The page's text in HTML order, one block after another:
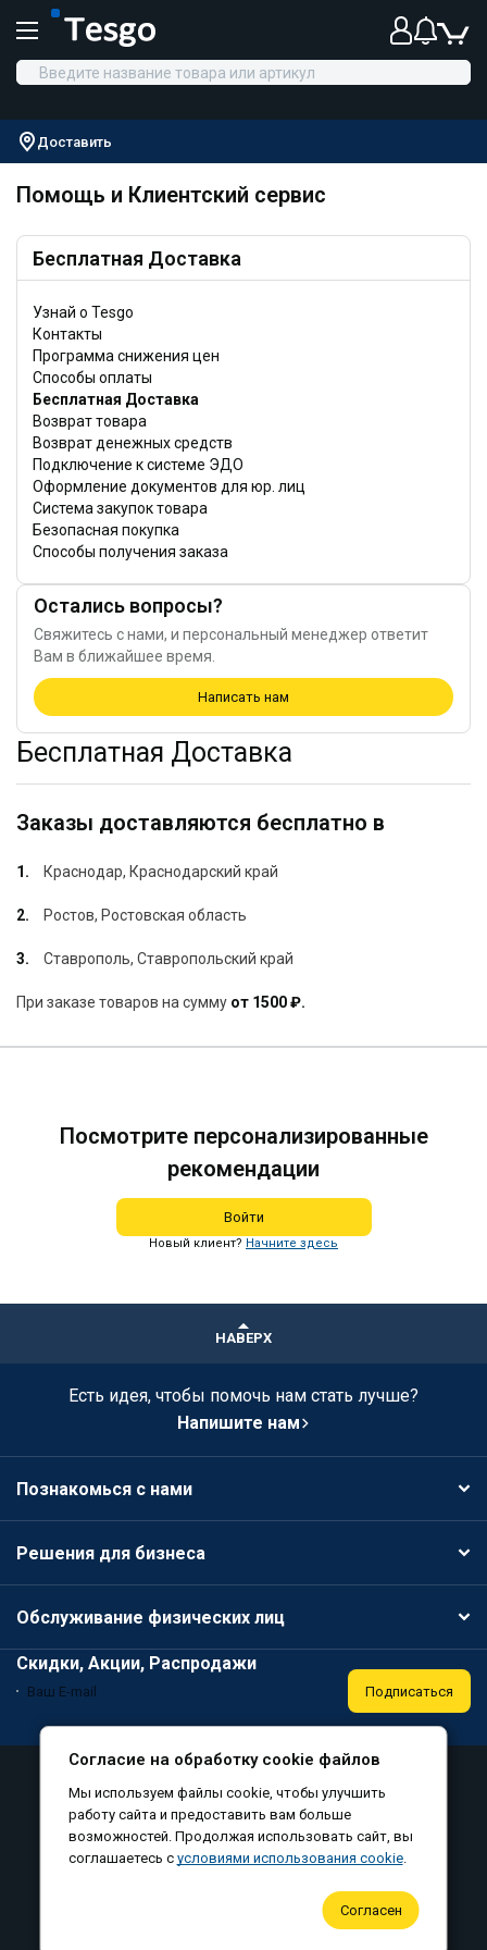
Доставить
Помощь и Клиентский сервис
Бесплатная Доставка
Узнай о Tesgo
Контакты
Программа снижения цен
Способы оплаты
Бесплатная Доставка
Возврат товара
Возврат денежных средств
Подключение к системе ЭДО
Оформление документов для юр. лиц
Система закупок товара
Безопасная покупка
Способы получения заказа
Остались вопросы?
Свяжитесь с нами, и персональный менеджер ответит
Вам в ближайшее время.
Написать нам
Бесплатная Доставка
Заказы доставляются бесплатно в
Краснодар, Краснодарский край
Ростов, Ростовская область
Ставрополь, Ставропольский край
При заказе товаров на сумму от 1500 ₽.
Посмотрите персонализированные
рекомендации
Войти
Новый клиент? Начните здесь
НАВЕРХ
Есть идея, чтобы помочь нам стать лучше?
Напишите нам
Познакомься с нами
Решения для бизнеса
Обслуживание физических лиц
Скидки, Акции, Распродажи
Подписаться
Политика конфиденциальности
Соглашение на обработку персональных данных
Согласие на обработку файлов cookie
Согласие на обработку cookie файлов
Мы используем файлы cookie, чтобы улучшить
работу сайта и предоставить вам больше
возможностей. Продолжая использовать сайт, вы
соглашаетесь с условиями использования cookie.
Согласен